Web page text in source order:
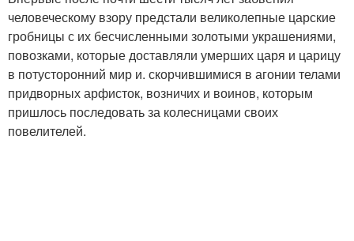
человеческому взору предстали великолепные царские
гробницы с их бесчисленными золотыми украшениями,
повозками, которые доставляли умерших царя и царицу
в потусторонний мир и. скорчившимися в агонии телами
придворных арфисток, возничих и воинов, которым
пришлось последовать за колесницами своих
повелителей.